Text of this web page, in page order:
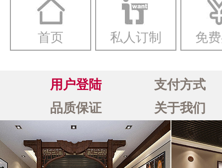
首页 私人订制 免
用户登陆
支付方式
品质保证
关于我们